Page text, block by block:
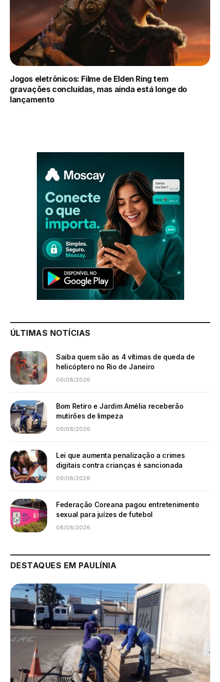
Jogos eletrônicos: Filme de Elden Ring tem
gravações concluídas, mas ainda está longe do
lançamento
ÚLTIMAS NOTÍCIAS
Saiba quem são as 4 vítimas de queda de
helicóptero no Rio de Janeiro
09/08/2026
Bom Retiro e Jardim Amélia receberão
mutirões de limpeza
09/08/2026
Lei que aumenta penalização a crimes
digitais contra crianças é sancionada
09/08/2026
Federação Coreana pagou entretenimento
sexual para juízes de futebol
08/08/2026
DESTAQUES EM PAULÍNIA